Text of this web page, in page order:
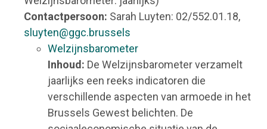
Contactpersoon: Sarah Luyten: 02/552.01.18,
sluyten@ggc.brussels
Welzijnsbarometer
Inhoud: De Welzijnsbarometer verzamelt
jaarlijks een reeks indicatoren die
verschillende aspecten van armoede in het
Brussels Gewest belichten. De